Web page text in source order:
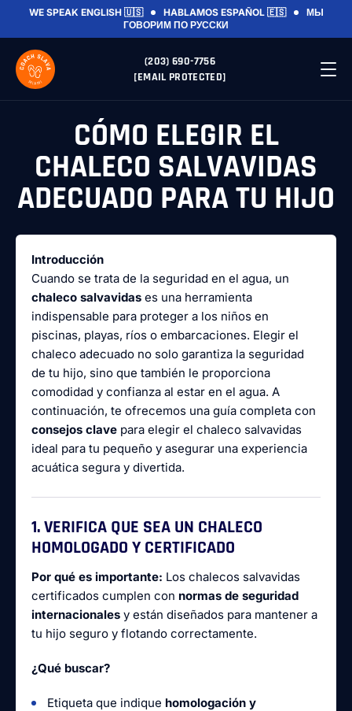
WE SPEAK ENGLISH 🇺🇸 HABLAMOS ESPAÑOL 🇪🇸
МЫ
ГОВОРИМ ПО РУССКИ
(203) 690-7756
[EMAIL PROTECTED]
CÓMO ELEGIR EL
CHALECO SALVAVIDAS
ADECUADO PARA TU HIJO
Introducción
Cuando se trata de la seguridad en el agua, un
chaleco salvavidas es una herramienta
indispensable para proteger a los niños en
piscinas, playas, ríos o embarcaciones. Elegir el
chaleco adecuado no solo garantiza la seguridad
de tu hijo, sino que también le proporciona
comodidad y confianza al estar en el agua. A
continuación, te ofrecemos una guía completa con
consejos clave para elegir el chaleco salvavidas
ideal para tu pequeño y asegurar una experiencia
acuática segura y divertida.
1. VERIFICA QUE SEA UN CHALECO
HOMOLOGADO Y CERTIFICADO
Por qué es importante: Los chalecos salvavidas
certificados cumplen con normas de seguridad
internacionales y están diseñados para mantener a
tu hijo seguro y flotando correctamente.
¿Qué buscar?
Etiqueta que indique homologación y